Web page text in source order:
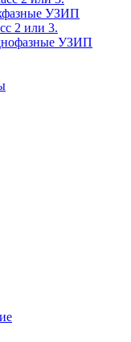
УЗИП
2 или 3.
УЗИП